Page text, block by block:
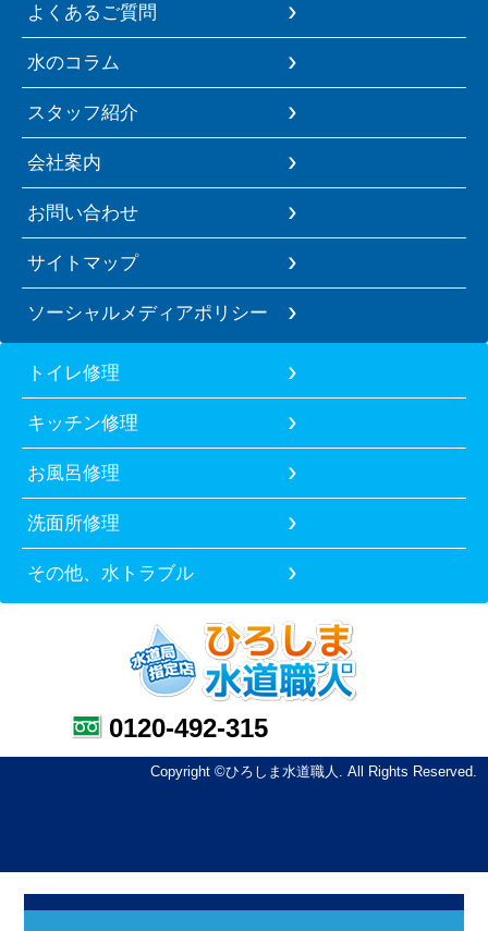
よくあるご質問
水のコラム
スタッフ紹介
会社案内
お問い合わせ
サイトマップ
ソーシャルメディアポリシー
トイレ修理
キッチン修理
お風呂修理
洗面所修理
その他、水トラブル
0120-492-315
Copyright ©ひろしま水道職人. All Rights Reserved.